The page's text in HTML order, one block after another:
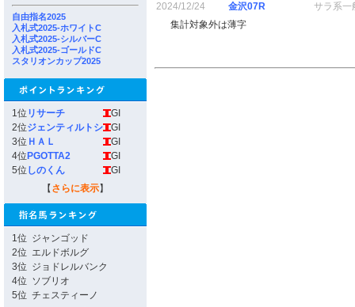
自由指名2025
入札式2025-ホワイトC
入札式2025-シルバーC
入札式2025-ゴールドC
スタリオンカップ2025
1位 リサーチ
GI
2位ジェンティルトシ
GI
3位 ＨＡＬ
GI
4位 PGOTTA2
GI
5位 しのくん
GI
【 さらに表示】
1位 ジャンゴッド
2位 エルドボルグ
3位 ジョドレルバンク
4位 ソブリオ
5位 チェスティーノ
2024/12/24
金沢07R
サラ系
集計対象外は薄字